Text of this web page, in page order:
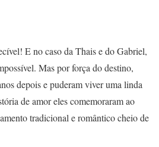
E no caso da Thais e do Gabriel,
Mas por força do destino,
depois e puderam viver uma linda
de amor eles comemoraram ao
tradicional e romântico cheio de